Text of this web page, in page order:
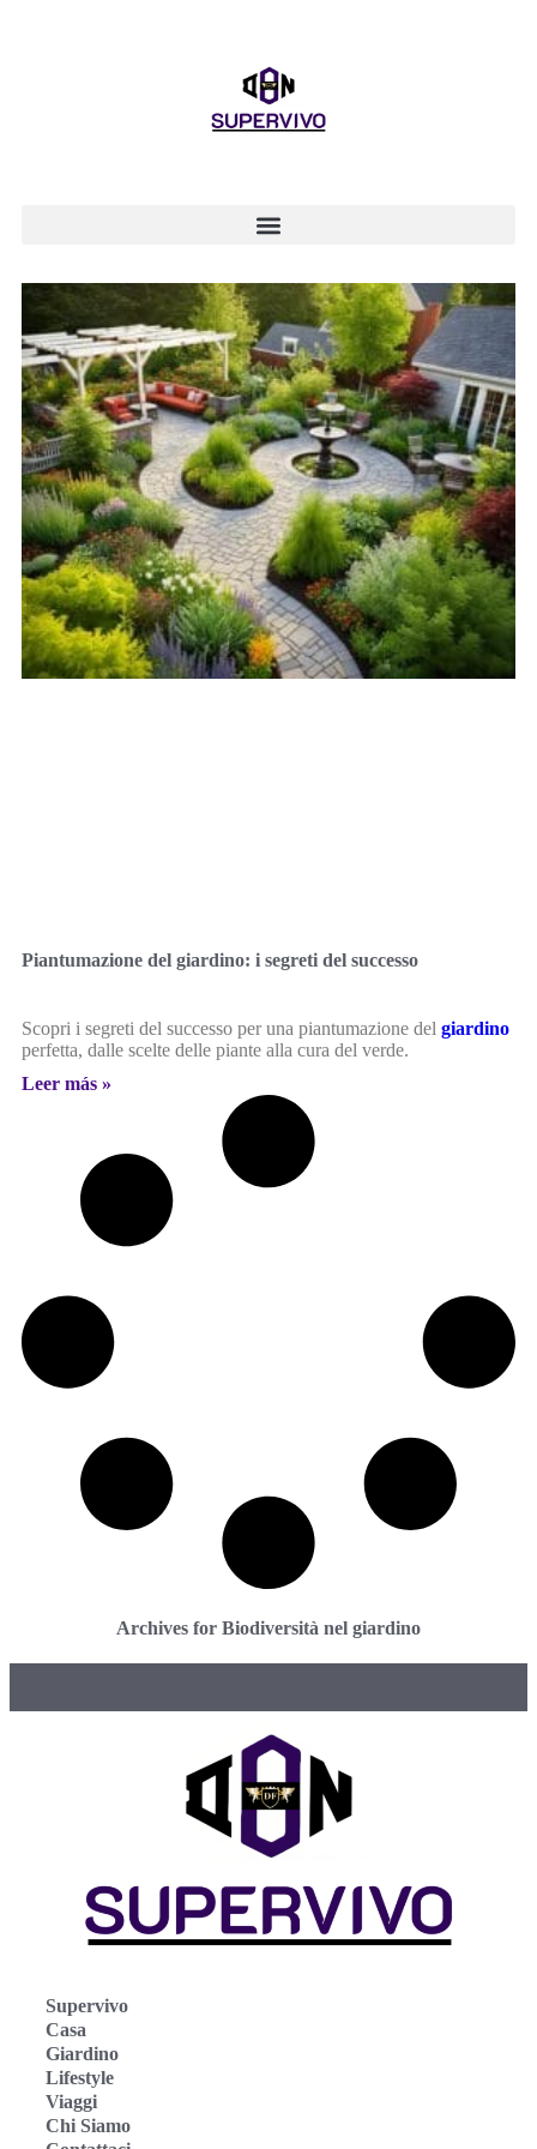
Piantumazione del giardino: i segreti del successo
Scopri i segreti del successo per una piantumazione del giardino
perfetta, dalle scelte delle piante alla cura del verde.
Leer más »
Archives for Biodiversità nel giardino
Supervivo
Casa
Giardino
Lifestyle
Viaggi
Chi Siamo